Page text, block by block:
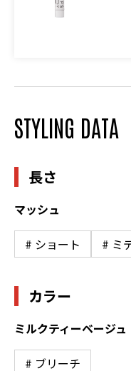
STYLING DATA
長さ
マッシュ
# ショート # ミ
カラー
ミルクティーベージュ
# ブリーチ